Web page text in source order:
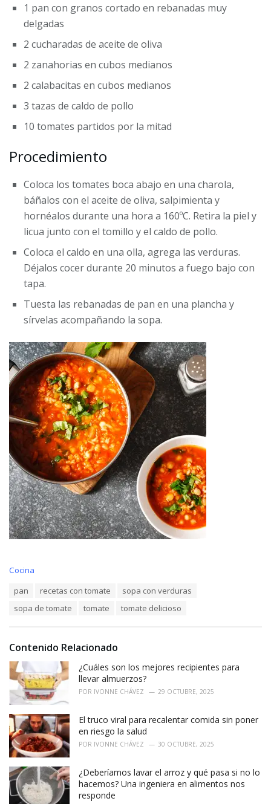
1 pan con granos cortado en rebanadas muy
delgadas
2 cucharadas de aceite de oliva
2 zanahorias en cubos medianos
2 calabacitas en cubos medianos
3 tazas de caldo de pollo
10 tomates partidos por la mitad
Procedimiento
Coloca los tomates boca abajo en una charola,
báñalos con el aceite de oliva, salpimienta y
hornéalos durante una hora a 160ºC. Retira la piel y
licua junto con el tomillo y el caldo de pollo.
Coloca el caldo en una olla, agrega las verduras.
Déjalos cocer durante 20 minutos a fuego bajo con
tapa.
Tuesta las rebanadas de pan en una plancha y
sírvelas acompañando la sopa.
C
i
s
:
Cocina
pan recetas con tomate
sopa con verduras
sopa de tomate
tomate tomate delicioso
Contenido Relacionado
¿Cuáles son los mejores recipientes para
llevar almuerzos?
POR IVONNE CHÁVEZ 29 OCTUBRE, 2025
El truco viral para recalentar comida sin poner
en riesgo la salud
POR IVONNE CHÁVEZ 30 OCTUBRE, 2025
¿Deberíamos lavar el arroz y qué pasa si no lo
hacemos? Una ingeniera en alimentos nos
responde